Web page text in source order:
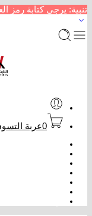
تنبية: يرجى كتابة رمز
0عربة